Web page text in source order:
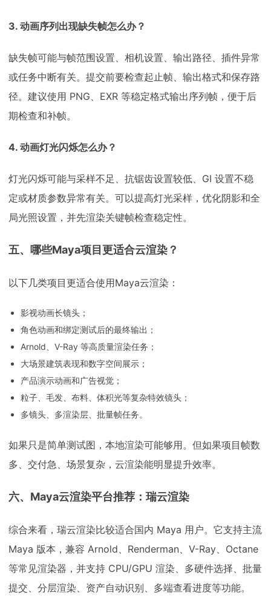
3. 动画序列出现缺失帧怎么办？
缺失帧可能与帧范围设置、相机设置、输出路径、插件异常
或任务中断有关。提交前要检查起止帧、输出格式和保存路
径。建议使用 PNG、EXR 等稳定格式输出序列帧，便于后
期检查和补帧。
4. 动画灯光闪烁怎么办？
灯光闪烁可能与采样不足、抗锯齿设置较低、GI 设置不稳
定或材质参数异常有关。可以提高灯光采样，优化阴影和全
局光照设置，并先渲染关键帧检查稳定性。
五、哪些Maya项目更适合云渲染？
以下几类项目更适合使用Maya云渲染：
影视动画长镜头；
角色动画和绑定测试后的最终输出；
Arnold、V-Ray 等高质量渲染任务；
大场景建筑表现和数字空间展示；
产品演示动画和广告视觉；
粒子、毛发、布料、体积光等复杂特效镜头；
多镜头、多渲染层、批量帧任务。
如果只是简单测试图，本地渲染可能够用。但如果项目帧数
多、交付急、场景复杂，云渲染能明显提升效率。
六、 Maya云渲染平台推荐：瑞云渲染
综合来看，瑞云渲染比较适合国内 Maya 用户。它支持主流
Maya 版本，兼容 Arnold、Renderman、V-Ray、Octane
等常见渲染器，并支持 CPU/GPU 渲染、多硬件选择、批量
提交、分层渲染、资产自动识别、多端查看进度等功能。